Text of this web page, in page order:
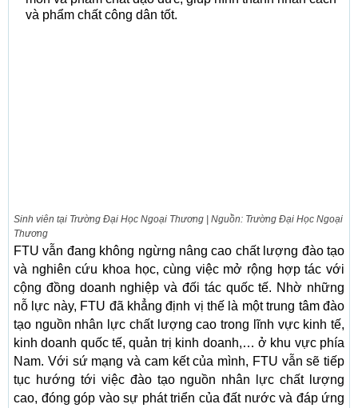
và phẩm chất công dân tốt.
Sinh viên tại Trường Đại Học Ngoại Thương | Nguồn: Trường Đại Học Ngoại
Thương
FTU vẫn đang không ngừng nâng cao chất lượng đào tạo
và nghiên cứu khoa học, cùng việc mở rộng hợp tác với
cộng đồng doanh nghiệp và đối tác quốc tế. Nhờ những
nỗ lực này, FTU đã khẳng định vị thế là một trung tâm đào
tạo nguồn nhân lực chất lượng cao trong lĩnh vực kinh tế,
kinh doanh quốc tế, quản trị kinh doanh,… ở khu vực phía
Nam. Với sứ mạng và cam kết của mình, FTU vẫn sẽ tiếp
tục hướng tới việc đào tạo nguồn nhân lực chất lượng
cao, đóng góp vào sự phát triển của đất nước và đáp ứng